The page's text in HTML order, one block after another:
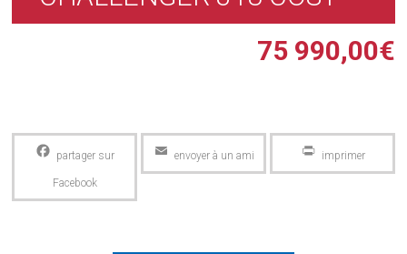
75 990,00€
Facebook Email PrintFriendly